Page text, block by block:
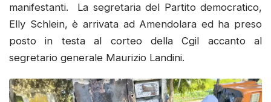
manifestanti. La segretaria del Partito democratico,
Elly Schlein, è arrivata ad Amendolara ed ha preso
posto in testa al corteo della Cgil accanto al
segretario generale Maurizio Landini.